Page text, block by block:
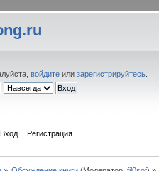
войдите илизарегистрируйтесь
Вход Регистрация